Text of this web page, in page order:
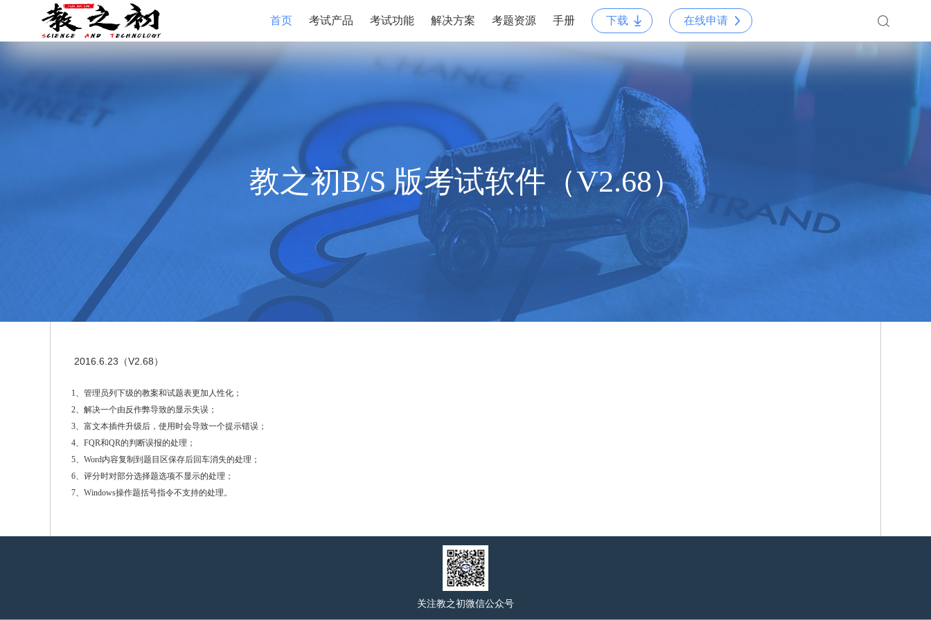
首页 考试产品 考试功能 解决方案 考题资源 手册 下载 在线申请
教之初B/S 版考试软件（V2.68）
2016.6.23（V2.68）
1、管理员列下级的教案和试题表更加人性化；
2、解决一个由反作弊导致的显示失误；
3、富文本插件升级后，使用时会导致一个提示错误；
4、FQR和QR的判断误报的处理；
5、Word内容复制到题目区保存后回车消失的处理；
6、评分时对部分选择题选项不显示的处理；
7、Windows操作题括号指令不支持的处理。
关注教之初微信公众号